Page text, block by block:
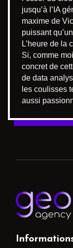
jusqu’à l’IA
maxime de
puissant
L’heure de la
Si, comme
concret de
de data
les coulisses
aussi